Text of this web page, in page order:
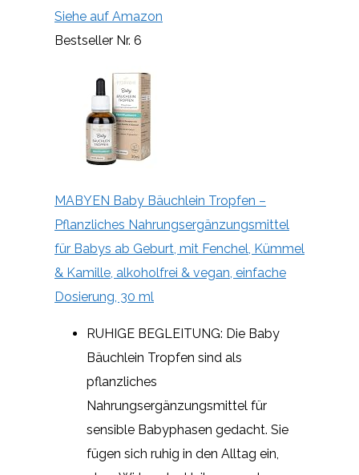
Siehe auf Amazon
Bestseller Nr. 6
MABYEN Baby Bäuchlein Tropfen –
Pflanzliches Nahrungsergänzungsmittel
für Babys ab Geburt, mit Fenchel, Kümmel
& Kamille, alkoholfrei & vegan, einfache
Dosierung, 30 ml
RUHIGE BEGLEITUNG: Die Baby
Bäuchlein Tropfen sind als
pflanzliches
Nahrungsergänzungsmittel für
sensible Babyphasen gedacht. Sie
fügen sich ruhig in den Alltag ein,